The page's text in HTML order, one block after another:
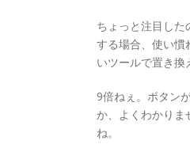
ちょっと注目し
する場合、使い慣
いツールで置き換
9倍ねぇ。ボタン
か、よくわかりま
ね。